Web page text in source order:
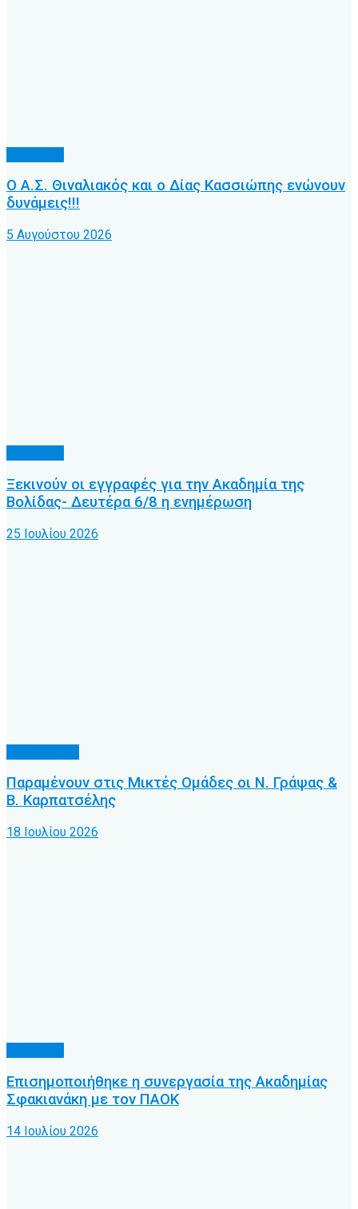
Ο Α.Σ. Θιναλιακός και ο Δίας Κασσιώπης ενώνουν
δυνάμεις!!!
5 Αυγούστου 2026
Ξεκινούν οι εγγραφές για την Ακαδημία της
Βολίδας- Δευτέρα 6/8 η ενημέρωση
25 Ιουλίου 2026
Παραμένουν στις Μικτές Ομάδες οι Ν. Γράψας &
Β. Καρπατσέλης
18 Ιουλίου 2026
Επισημοποιήθηκε η συνεργασία της Ακαδημίας
Σφακιανάκη με τον ΠΑΟΚ
14 Ιουλίου 2026